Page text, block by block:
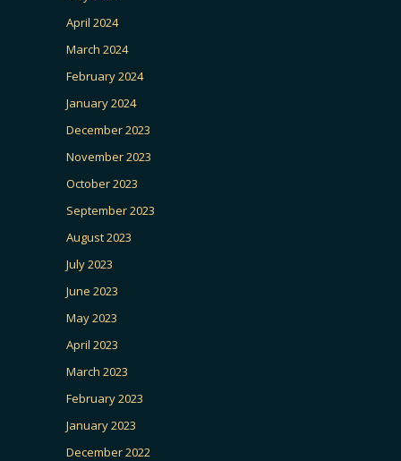
April 2024
March 2024
February 2024
January 2024
December 2023
November 2023
October 2023
September 2023
August 2023
July 2023
June 2023
May 2023
April 2023
March 2023
February 2023
January 2023
December 2022